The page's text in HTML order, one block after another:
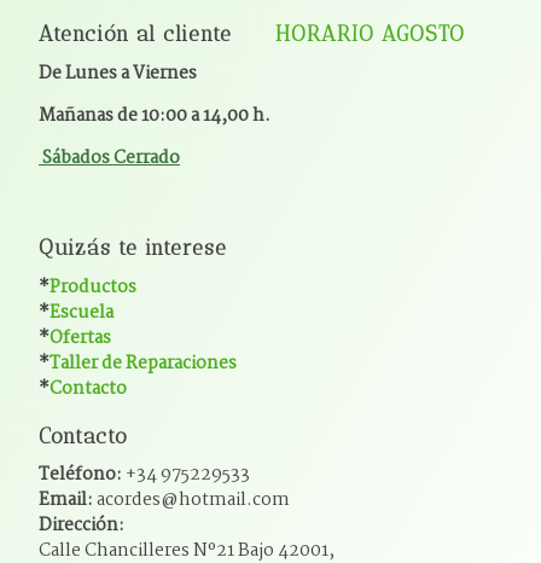
Atención al cliente HORARIO AGOSTO
De Lunes a Viernes
Mañanas de 10:00 a 14,00 h.
Sábados Cerrado
Quizás te interese
*Productos
*Escuela
*Ofertas
*Taller de Reparaciones
*Contacto
Contacto
Teléfono: +34 975229533
Email:acordes@hotmail.com
Dirección:
Calle Chancilleres Nº21 Bajo 42001,